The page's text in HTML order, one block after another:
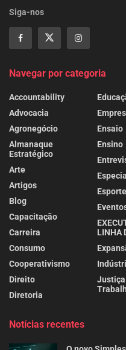
Siga-nos
Navegar por categoria
Accountability
Advocacia
Agronegócio
Almanaque
Estratégico
Arte
Artigos
Blog
Capacitação
Carreira
Consumo
Cooperativismo
Direito
Diretoria
Ensaio
Ensino
Especial
Esporte
LINHA
Justiça
Notícias recentes